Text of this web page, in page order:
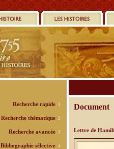
Document
Lettre de
Recherche rapide 1
Recherche thématique 2
Recherche avancée 3
Bibliographie sélective 4